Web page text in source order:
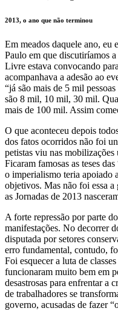
2013, o ano que não terminou
Em meados daquele ano, eu
Paulo em que discutiríamos
Livre estava convocando
acompanhava a adesão ao
“já são mais de 5 mil
são 8 mil, 10 mil, 30 mil.
mais de 100 mil. Assim
O que aconteceu depois
dos fatos ocorridos não foi
petistas viu nas
Ficaram famosas as teses
o imperialismo teria apoiado
objetivos. Mas não foi essa
as Jornadas de 2013
A forte repressão por parte
manifestações. No decorrer
disputada por setores
erro fundamental, contudo,
Foi esquecer a luta de
funcionaram muito bem em
desastrosas para enfrentar a
de trabalhadores se
governo, acusadas de fazer